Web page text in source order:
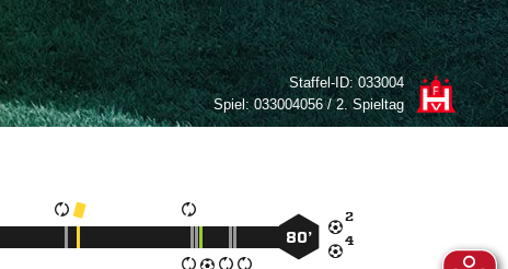
Staffel-ID:033004
Spiel:033004056 / 2. Spieltag


80’